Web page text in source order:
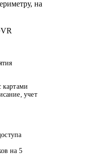
на
картами
учет
на 5